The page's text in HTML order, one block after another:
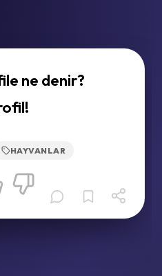
ne denir?
HAYVANLAR